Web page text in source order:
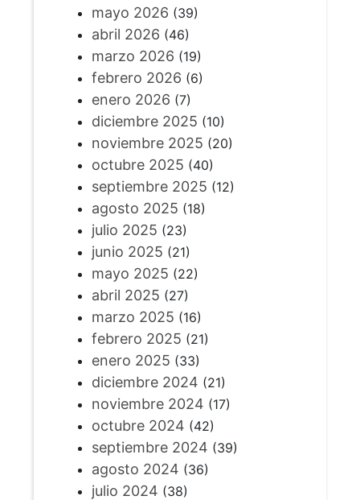
mayo 2026 (39)
abril 2026 (46)
marzo 2026 (19)
febrero 2026 (6)
enero 2026 (7)
diciembre 2025 (10)
noviembre 2025 (20)
octubre 2025 (40)
septiembre 2025 (12)
agosto 2025 (18)
julio 2025 (23)
junio 2025 (21)
mayo 2025 (22)
abril 2025 (27)
marzo 2025 (16)
febrero 2025 (21)
enero 2025 (33)
diciembre 2024 (21)
noviembre 2024 (17)
octubre 2024 (42)
septiembre 2024 (39)
agosto 2024 (36)
julio 2024 (38)